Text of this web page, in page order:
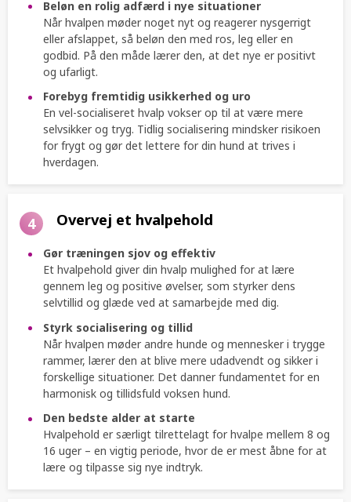
Beløn en rolig adfærd i nye situationer
Når hvalpen møder noget nyt og reagerer nysgerrigt
eller afslappet, så beløn den med ros, leg eller en
godbid. På den måde lærer den, at det nye er positivt
og ufarligt.
Forebyg fremtidig usikkerhed og uro
En vel-socialiseret hvalp vokser op til at være mere
selvsikker og tryg. Tidlig socialisering mindsker risikoen
for frygt og gør det lettere for din hund at trives i
hverdagen.
4 Overvej et hvalpehold
Gør træningen sjov og effektiv
Et hvalpehold giver din hvalp mulighed for at lære
gennem leg og positive øvelser, som styrker dens
selvtillid og glæde ved at samarbejde med dig.
Styrk socialisering og tillid
Når hvalpen møder andre hunde og mennesker i trygge
rammer, lærer den at blive mere udadvendt og sikker i
forskellige situationer. Det danner fundamentet for en
harmonisk og tillidsfuld voksen hund.
Den bedste alder at starte
Hvalpehold er særligt tilrettelagt for hvalpe mellem 8 og
16 uger – en vigtig periode, hvor de er mest åbne for at
lære og tilpasse sig nye indtryk.